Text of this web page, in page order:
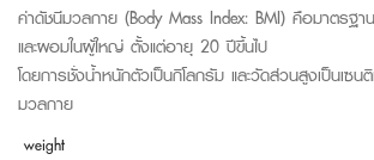
ค่าดัชนีมวลกาย (Body Mass Index: BMI) คือมาตรฐาน
และผอมในผู้ใหญ่ ตั้งแต่อายุ 20 ปีขึ้นไป
โดยการชั่งน้ำหนักตัวเป็นกิโลกรัม และวัดส่วนสูงเป็นเซน
มวลกาย
weight